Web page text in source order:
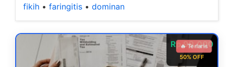
fikih • faringitis • dominan
Rp 99.000
50% OFF
🔥 Terlaris